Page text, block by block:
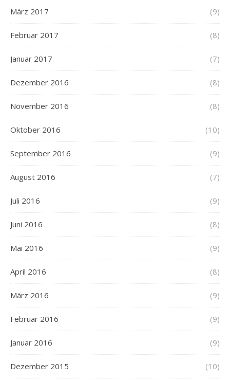
März 2017 (9)
Februar 2017 (8)
Januar 2017 (7)
Dezember 2016 (8)
November 2016 (8)
Oktober 2016 (10)
September 2016 (9)
August 2016 (7)
Juli 2016 (9)
Juni 2016 (8)
Mai 2016 (9)
April 2016 (8)
März 2016 (9)
Februar 2016 (9)
Januar 2016 (9)
Dezember 2015 (10)